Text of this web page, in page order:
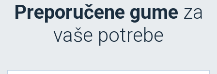
Preporučene gume za
vaše potrebe